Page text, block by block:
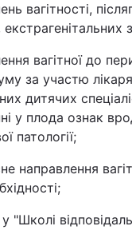
вагітності,
екстрагенітальних
вагітної до
за участю
дитячих
у плода ознак
патології;
направлення
"Школі